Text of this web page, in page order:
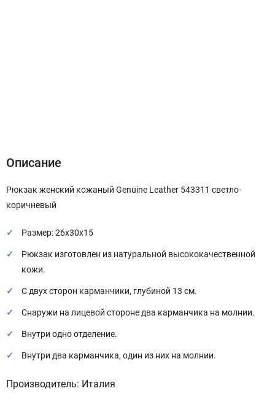
Описание
Рюкзак женский кожаный Genuine Leather 543311 светло-
коричневый
Размер: 26х30х15
Рюкзак изготовлен из натуральной высококачественной
кожи.
С двух сторон карманчики, глубиной 13 см.
Снаружи на лицевой стороне два карманчика на молнии.
Внутри одно отделение.
Внутри два карманчика, один из них на молнии.
Производитель: Италия